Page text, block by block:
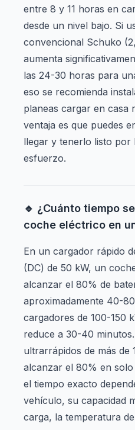
entre 8 y 11 horas en
desde un nivel bajo. Si
convencional Schuko
aumenta
las 24-30 horas para
eso se recomienda
planeas cargar en casa
ventaja es que puedes
llegar y tenerlo listo por
esfuerzo.
🔹 ¿Cuánto tiempo
coche eléctrico en
En un cargador rápido
(DC) de 50 kW, un
alcanzar el 80% de
aproximadamente 40-
cargadores de 100-150
reduce a 30-40
ultrarrápidos de más de
alcanzar el 80% en
el tiempo exacto
vehículo, su capacidad
carga, la temperatura